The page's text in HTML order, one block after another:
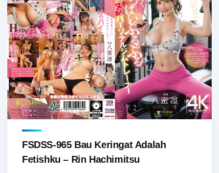
FSDSS-965 Bau Keringat Adalah
Fetishku – Rin Hachimitsu